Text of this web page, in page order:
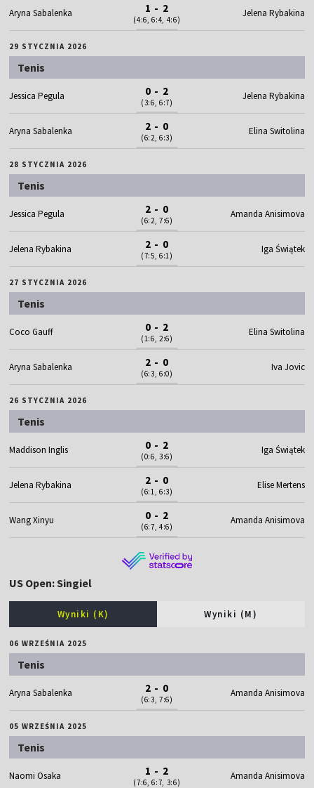
Aryna Sabalenka 1 - 2
(4:6, 6:4, 4:6)
Jelena Rybakina
29 STYCZNIA 2026
Tenis
Jessica Pegula 0 - 2
(3:6, 6:7)
Jelena Rybakina
Aryna Sabalenka 2 - 0
(6:2, 6:3)
Elina Switolina
28 STYCZNIA 2026
Tenis
Jessica Pegula 2 - 0
(6:2, 7:6)
Amanda Anisimova
Jelena Rybakina 2 - 0
(7:5, 6:1)
Iga Świątek
27 STYCZNIA 2026
Tenis
Coco Gauff 0 - 2
(1:6, 2:6)
Elina Switolina
Aryna Sabalenka 2 - 0
(6:3, 6:0)
Iva Jovic
26 STYCZNIA 2026
Tenis
Maddison Inglis 0 - 2
(0:6, 3:6)
Iga Świątek
Jelena Rybakina 2 - 0
(6:1, 6:3)
Elise Mertens
Wang Xinyu 0 - 2
(6:7, 4:6)
Amanda Anisimova
US Open: Singiel
Wyniki (K) Wyniki (M)
06 WRZEŚNIA 2025
Tenis
Aryna Sabalenka 2 - 0
(6:3, 7:6)
Amanda Anisimova
05 WRZEŚNIA 2025
Tenis
Naomi Osaka 1 - 2
(7:6, 6:7, 3:6)
Amanda Anisimova